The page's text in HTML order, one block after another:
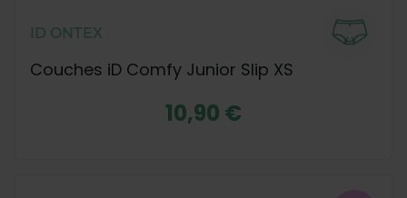
ID ONTEX
Couches iD Comfy Junior Slip XS
10,90 €